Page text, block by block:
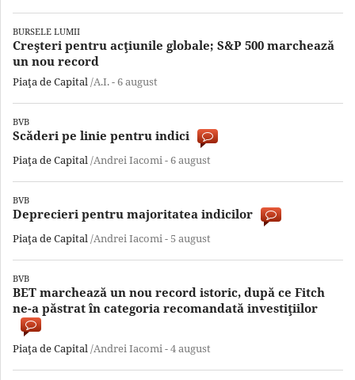
BURSELE LUMII
Creşteri pentru acţiunile globale; S&P 500 marchează
un nou record
Piaţa de Capital/A.I. -6 august
BVB
Scăderi pe linie pentru indici
Piaţa de Capital/Andrei Iacomi -6 august
BVB
Deprecieri pentru majoritatea indicilor
Piaţa de Capital/Andrei Iacomi - 5 august
BVB
BET marchează un nou record istoric, după ce Fitch
ne-a păstrat în categoria recomandată investiţiilor
Piaţa de Capital/Andrei Iacomi -4 august